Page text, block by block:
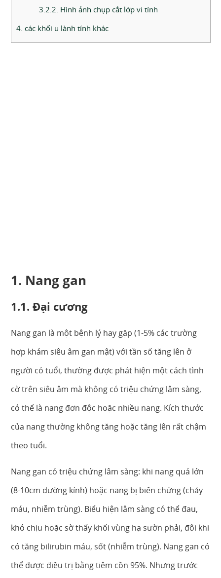
3.2.2. Hình ảnh chụp cắt lớp vi tính
4. các khối u lành tính khác
1. Nang gan
1.1. Đại cương
Nang gan là một bệnh lý hay gặp (1-5% các trường
hợp khám siêu âm gan mật) với tần số tăng lên ở
người có tuổi, thường được phát hiện một cách tình
cờ trên siêu âm mà không có triệu chứng lâm sàng,
có thể là nang đơn độc hoặc nhiều nang. Kích thước
của nang thường không tăng hoặc tăng lên rất chậm
theo tuổi.
Nang gan có triệu chứng lâm sàng: khi nang quá lớn
(8-10cm đường kính) hoặc nang bị biến chứng (chảy
máu, nhiễm trùng). Biểu hiện lâm sàng có thể đau,
khó chịu hoặc sờ thấy khối vùng hạ sườn phải, đôi khi
có tăng bilirubin máu, sốt (nhiễm trùng). Nang gan có
thể được điều trị bằng tiêm cồn 95%. Nhưng trước